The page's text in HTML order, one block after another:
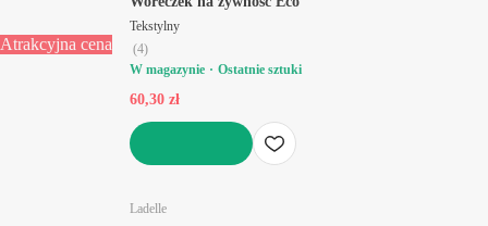
Atrakcyjna cena
Tekstylny
(4)
W magazynie
Ostatnie sztuki
60,30 zł
Ladelle